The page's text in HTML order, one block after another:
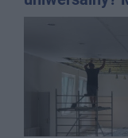
wielu stylizacji